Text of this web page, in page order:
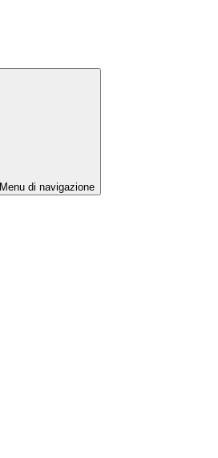
Menu di navigazione